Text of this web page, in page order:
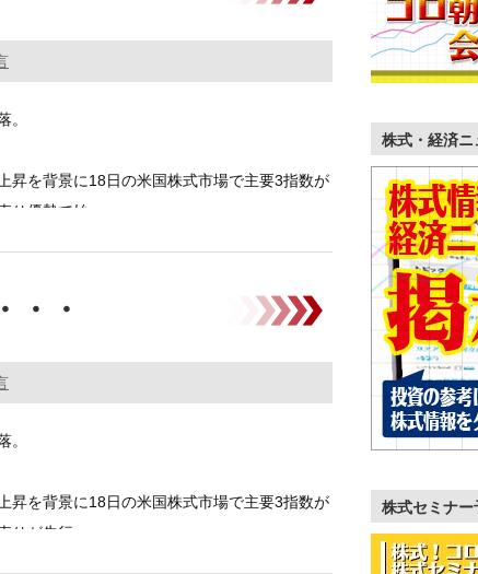
。
昇を背景に18日の米国株式市場で主要3指数が
売り優勢で始 …………
・・
。
昇を背景に18日の米国株式市場で主要3指数が
売りが先行。 …………
株式・経済ニ
株式セミナー